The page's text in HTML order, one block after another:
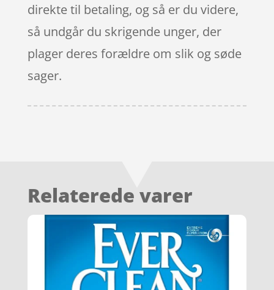
direkte til betaling, og så er du videre,
så undgår du skrigende unger, der
plager deres forældre om slik og søde
sager.
Relaterede varer